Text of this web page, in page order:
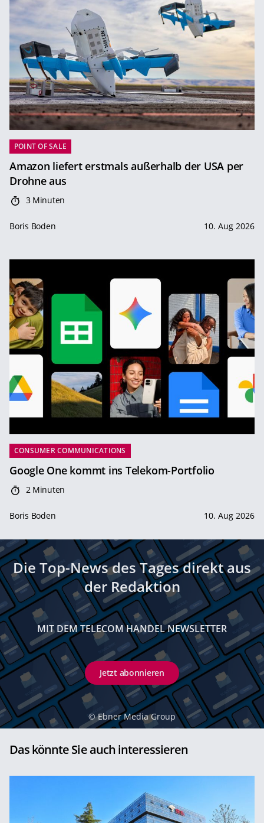
POINT OF SALE
Amazon liefert erstmals außerhalb der USA per
Drohne aus
3 Minuten
Boris Boden 10. Aug 2026
CONSUMER COMMUNICATIONS
Google One kommt ins Telekom-Portfolio
2 Minuten
Boris Boden 10. Aug 2026
Die Top-News des Tages direkt aus
der Redaktion
MIT DEM TELECOM HANDEL NEWSLETTER
Jetzt abonnieren
© Ebner Media Group
Das könnte Sie auch interessieren